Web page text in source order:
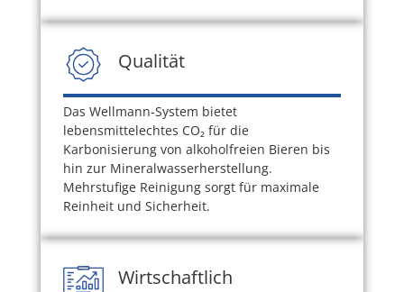
Qualität
Das Wellmann-System bietet
lebensmittelechtes CO₂für die
Karbonisierung von alkoholfreien Bieren bis
hin zur Mineralwasserherstellung.
Mehrstufige Reinigung sorgt für maximale
Reinheit und Sicherheit.
Wirtschaftlich